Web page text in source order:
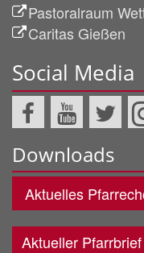
Pastoralraum
Caritas Gießen
Social Media
Downloads
Aktuelles
Aktueller Pfarrbrief